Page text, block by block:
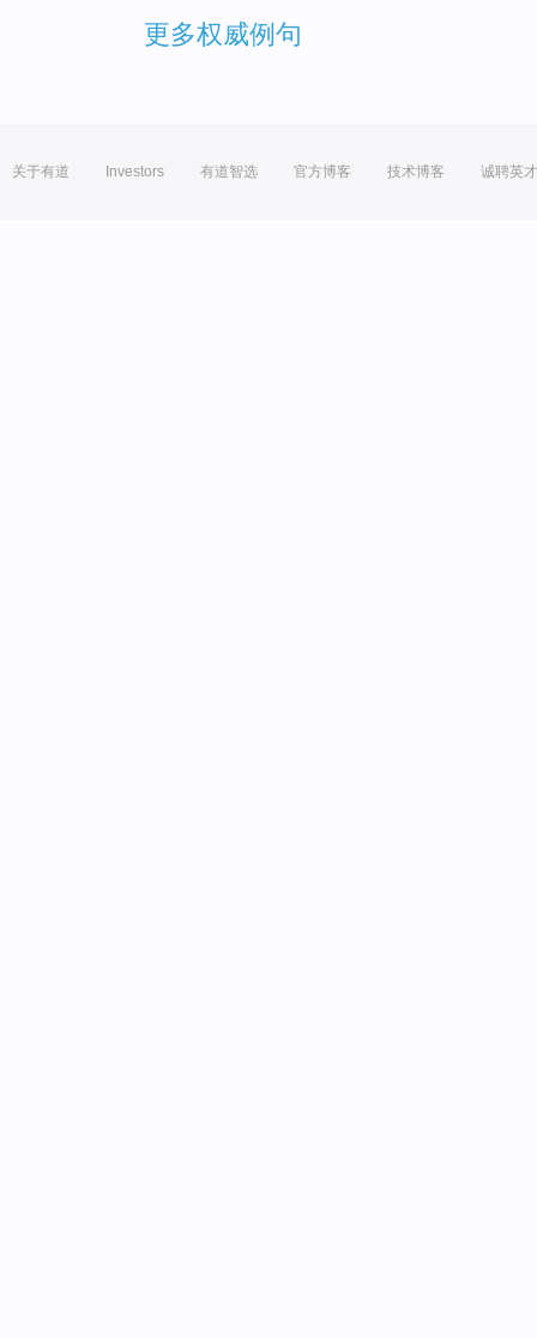
更多权威例句
关于有道 Investors 有道智选 官方博客 技术博客 诚聘英才